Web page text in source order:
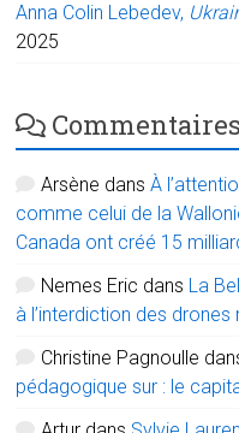
Anna Colin Lebedev,
2025
Arsène dansÀ
comme celui de la
Canada ont créé 15
Nemes Eric dans La
à l’interdiction des
Christine Pagnoulle
pédagogique sur : le